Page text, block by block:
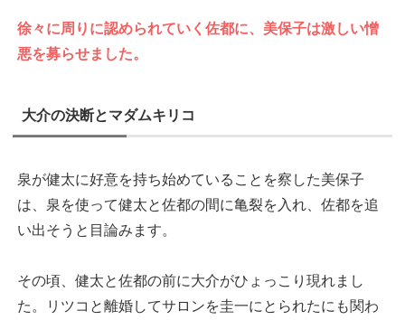
徐々に周りに認められていく佐都に、美保子は激しい憎
悪を募らせました。
大介の決断とマダムキリコ
泉が健太に好意を持ち始めていることを察した美保子
は、泉を使って健太と佐都の間に亀裂を入れ、佐都を追
い出そうと目論みます。
その頃、健太と佐都の前に大介がひょっこり現れまし
た。リツコと離婚してサロンを圭一にとられたにも関わ